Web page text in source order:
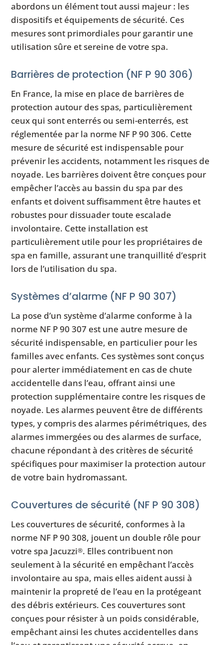
abordons un élément tout aussi majeur : les
dispositifs et équipements de sécurité. Ces
mesures sont primordiales pour garantir une
utilisation sûre et sereine de votre spa.
Barrières de protection (NF P 90 306)
En France, la mise en place de barrières de
protection autour des spas, particulièrement
ceux qui sont enterrés ou semi-enterrés, est
réglementée par la norme NF P 90 306. Cette
mesure de sécurité est indispensable pour
prévenir les accidents, notamment les risques de
noyade. Les barrières doivent être conçues pour
empêcher l’accès au bassin du spa par des
enfants et doivent suffisamment être hautes et
robustes pour dissuader toute escalade
involontaire. Cette installation est
particulièrement utile pour les propriétaires de
spa en famille, assurant une tranquillité d’esprit
lors de l’utilisation du spa.
Systèmes d’alarme (NF P 90 307)
La pose d’un système d’alarme conforme à la
norme NF P 90 307 est une autre mesure de
sécurité indispensable, en particulier pour les
familles avec enfants. Ces systèmes sont conçus
pour alerter immédiatement en cas de chute
accidentelle dans l’eau, offrant ainsi une
protection supplémentaire contre les risques de
noyade. Les alarmes peuvent être de différents
types, y compris des alarmes périmétriques, des
alarmes immergées ou des alarmes de surface,
chacune répondant à des critères de sécurité
spécifiques pour maximiser la protection autour
de votre bain hydromassant.
Couvertures de sécurité (NF P 90 308)
Les couvertures de sécurité, conformes à la
norme NF P 90 308, jouent un double rôle pour
votre spa Jacuzzi®. Elles contribuent non
seulement à la sécurité en empêchant l’accès
involontaire au spa, mais elles aident aussi à
maintenir la propreté de l’eau en la protégeant
des débris extérieurs. Ces couvertures sont
conçues pour résister à un poids considérable,
empêchant ainsi les chutes accidentelles dans